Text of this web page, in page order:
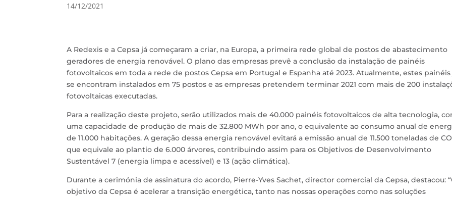
14/12/2021
A Redexis e a Cepsa já começaram a criar, na Europa, a primeira rede global de postos de abastecimento
geradores de energia renovável. O plano das empresas prevê a conclusão da instalação de painéis
fotovoltaicos em toda a rede de postos Cepsa em Portugal e Espanha até 2023. Atualmente, estes painéis
se encontram instalados em 75 postos e as empresas pretendem terminar 2021 com mais de 200
fotovoltaicas executadas.
Para a realização deste projeto, serão utilizados mais de 40.000 painéis fotovoltaicos de alta tecnologia,
uma capacidade de produção de mais de 32.800 MWh por ano, o equivalente ao consumo anual de
de 11.000 habitações. A geração dessa energia renovável evitará a emissão anual de 11.500 toneladas de
que equivale ao plantio de 6.000 árvores, contribuindo assim para os Objetivos de Desenvolvimento
Sustentável 7 (energia limpa e acessível) e 13 (ação climática).
Durante a cerimónia de assinatura do acordo, Pierre-Yves Sachet, director comercial da Cepsa, destacou:
objetivo da Cepsa é acelerar a transição energética, tanto nas nossas operações como nas soluções